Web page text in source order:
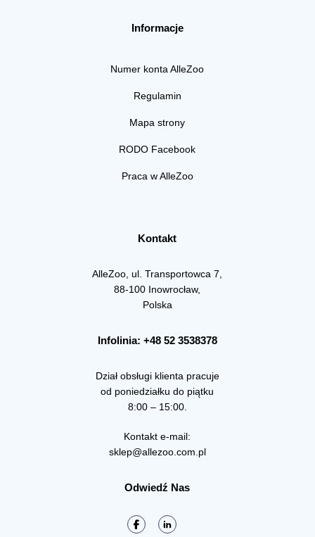
Informacje
Numer konta AlleZoo
Regulamin
Mapa strony
RODO Facebook
Praca w AlleZoo
Kontakt
AlleZoo, ul. Transportowca 7,
88-100 Inowrocław,
Polska
Infolinia: +48 52 3538378
Dział obsługi klienta pracuje
od poniedziałku do piątku
8:00 – 15:00.
Kontakt e-mail:
sklep@allezoo.com.pl
Odwiedź Nas